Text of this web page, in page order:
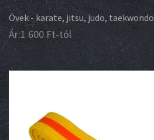
Övek - karate, jitsu, judo, taekwondo
Ár:1 600 Ft-tól